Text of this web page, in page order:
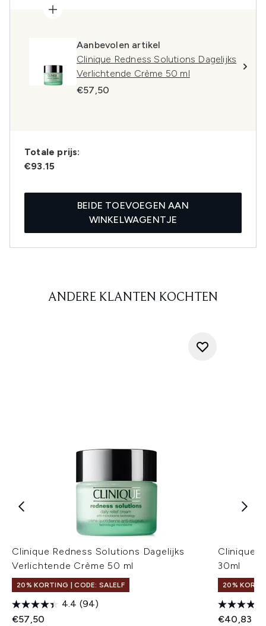
Aanbevolen artikel
Clinique Redness Solutions Dagelijks
Verlichtende Crème 50 ml
€57,50
Totale prijs:
€93.15
BEIDE TOEVOEGEN AAN
WINKELWAGENTJE
ANDERE KLANTEN KOCHTEN
Clinique Redness Solutions Dagelijks
Verlichtende Crème 50 ml
20% KORTING | CODE: SALELF
4.4 (94)
€57,50
Clinique
30ml
20%
€40,83